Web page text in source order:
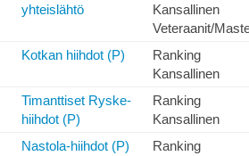
yhteislähtö
Kansallinen
Veteraanit/
Kotkan hiihdot (P)
Ranking
Kansallinen
Timanttiset Ryske-
hiihdot (P)
Ranking
Kansallinen
Nastola-hiihdot (P)
Ranking